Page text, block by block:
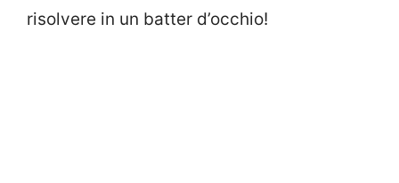
risolvere in un batter d’occhio!